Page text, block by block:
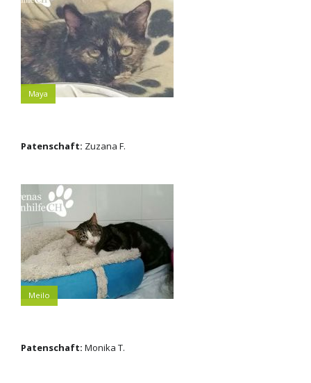
Maya
Patenschaft: Zuzana F.
Meilo
Patenschaft: Monika T.